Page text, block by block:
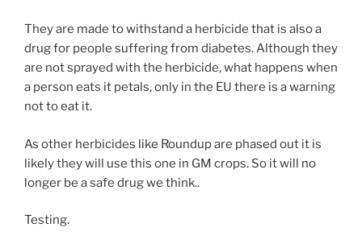
They are made to withstand a herbicide that is also a
drug for people suffering from diabetes. Although they
are not sprayed with the herbicide, what happens when
a person eats it petals, only in the EU there is a warning
not to eat it.
As other herbicides like Roundup are phased out it is
likely they will use this one in GM crops. So it will no
longer be a safe drug we think..
Testing.